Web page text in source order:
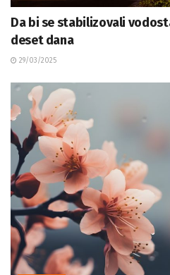
Da bi se stabilizovali
deset dana
29/03/2025